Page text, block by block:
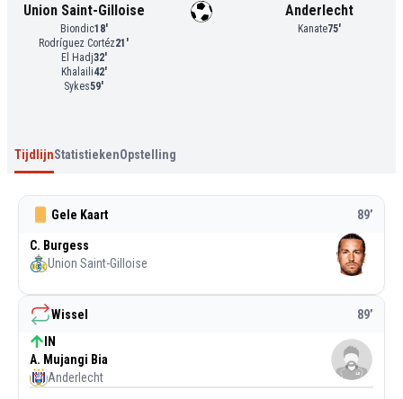
Union Saint-Gilloise
Biondic18'
Rodríguez Cortéz21 '
El Hadj32'
Khalaili42'
Sykes59'
Anderlecht
Kanate75'
TijdlijnStatistiekenOpstelling
Wissel 89’
IN
A. Mujangi Bia
Anderlecht
Gele Kaart 89’
C. Burgess
Union Saint-Gilloise